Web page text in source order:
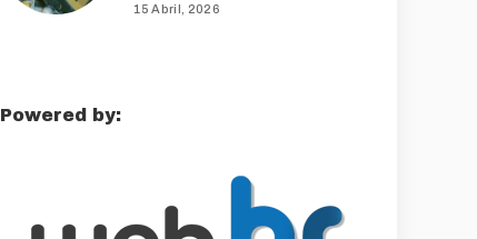
15 Abril, 2026
Powered by: